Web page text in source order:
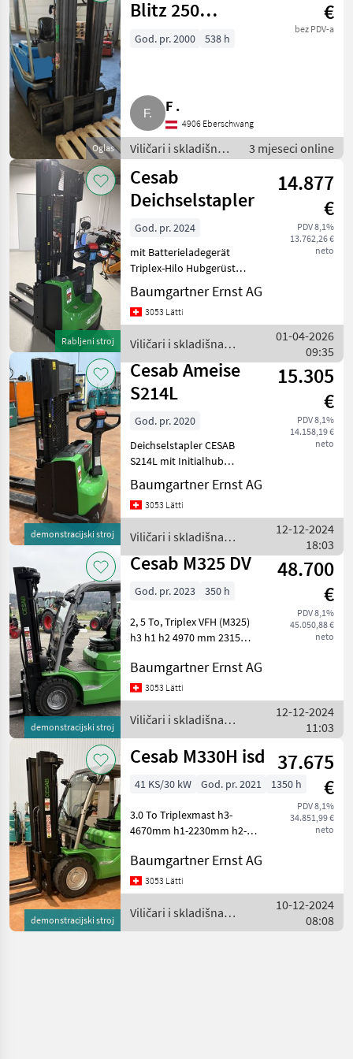
Oglas
Blitz 250
Pininfarina
€
bez PDV-a
God. pr. 2000 538 h
F .
4906 Eberschwang
Viličari i skladišna
tehnika / Viličari
3 mjeseci online
Rabljeni stroj
Cesab
Deichselstapler
14.877
€
PDV 8,1%
13.762,26 €
neto
God. pr. 2024
mit Batterieladegerät
Triplex-Hilo Hubgerüst
Tragkraft 1200 Kg. bei LSP
600mm h23 4500mm h1
2095mm h2 1701mm h4
snaga (mm)
Baumgartner Ernst AG
3053 Lätti
Viličari i skladišna
tehnika / Cesab
01-04-2026
09:35
demonstracijski stroj
Cesab Ameise
S214L
15.305
€
PDV 8,1%
14.158,19 €
neto
God. pr. 2020
Deichselstapler CESAB
S214L mit Initialhub
Grundgerät mit
Standardausrüstung
Tragkraft 1'400 kg bei LSP
3255 h1 - 1695 h2 - 12
Baumgartner Ernst AG
3053 Lätti
Viličari i skladišna
tehnika / Cesab
12-12-2024
18:03
demonstracijski stroj
Cesab M325 DV
48.700
€
PDV 8,1%
45.050,88 €
neto
God. pr. 2023 350 h
2, 5 To, Triplex VFH (M325)
h3 h1 h2 4970 mm 2315
für Triplex VFH Neigung
eingebaute Waage, ab MFK
Gorivo: Dizel, Podizna
snaga (mm): 1500 d
Baumgartner Ernst AG
3053 Lätti
Viličari i skladišna
tehnika / Cesab
12-12-2024
11:03
demonstracijski stroj
Cesab M330H isd 37.675
€
PDV 8,1%
34.851,99 €
neto
41 KS/30 kW God. pr. 2021 1350 h
3.0 To Triplexmast h3-
4670mm h1-2230mm h2-
Waage ab MFK Gorivo: Dizel,
Podizna snaga (mm): 3000
do 5000, Tip tova: Tripleks, ,
Dodatak - hidraulič
Baumgartner Ernst AG
3053 Lätti
Viličari i skladišna
tehnika / Cesab
10-12-2024
08:08